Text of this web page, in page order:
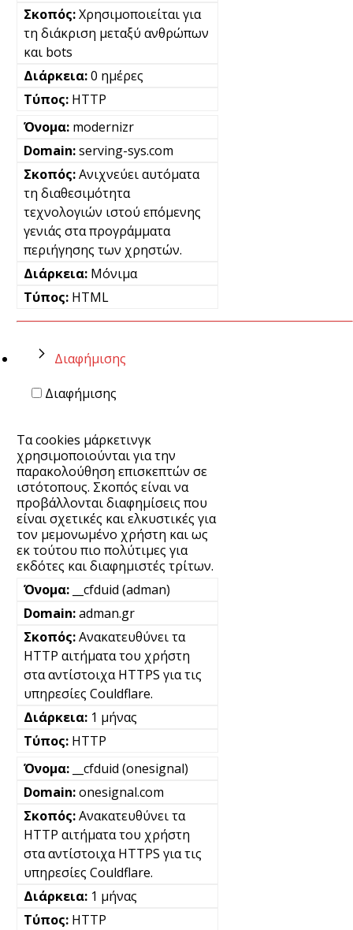
Χρησιμοποιείται για
τη διάκριση μεταξύ ανθρώπων
και bots
0 ημέρες
HTTP
modernizr
serving-sys.com
Ανιχνεύει αυτόματα
τη διαθεσιμότητα
τεχνολογιών ιστού επόμενης
γενιάς στα προγράμματα
περιήγησης των χρηστών.
Μόνιμα
HTML
Διαφήμισης
Διαφήμισης
Τα cookies μάρκετινγκ
χρησιμοποιούνται για την
παρακολούθηση επισκεπτών σε
ιστότοπους. Σκοπός είναι να
προβάλλονται διαφημίσεις που
είναι σχετικές και ελκυστικές για
τον μεμονωμένο χρήστη και ως
εκ τούτου πιο πολύτιμες για
εκδότες και διαφημιστές τρίτων.
__cfduid (adman)
adman.gr
Ανακατευθύνει τα
HTTP αιτήματα του χρήστη
στα αντίστοιχα HTTPS για τις
υπηρεσίες Couldflare.
1 μήνας
HTTP
__cfduid (onesignal)
onesignal.com
Ανακατευθύνει τα
HTTP αιτήματα του χρήστη
στα αντίστοιχα HTTPS για τις
υπηρεσίες Couldflare.
1 μήνας
HTTP